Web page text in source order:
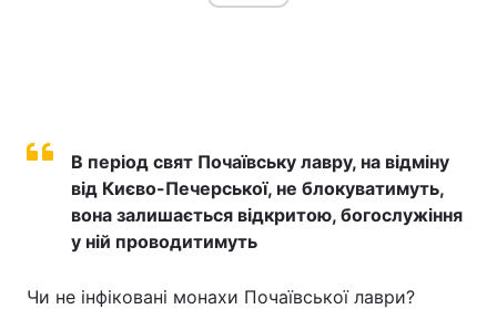
В період свят Почаївську лавру, на відміну
від Києво-Печерської, не блокуватимуть,
вона залишається відкритою, богослужіння
у ній проводитимуть
Чи не інфіковані монахи Почаївської лаври?